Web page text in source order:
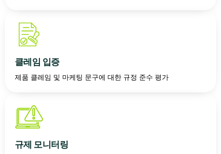
클레임 입증
제품 클레임 및 마케팅 문구에 대한 규정 준수 평가
규제 모니터링